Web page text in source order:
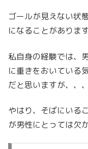
ゴールが見えない状
になることがあります
私自身の経験では、
に重きをおいている
だと思いますが、、、
やはり、そばにいる
が男性にとっては欠